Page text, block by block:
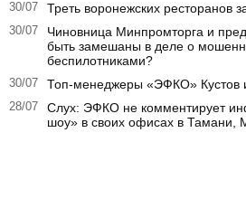
30/07 Треть воронежских ресторанов
30/07
Чиновница Минпромторга и
быть замешаны в деле о
беспилотниками?
30/07 Топ-менеджеры «ЭФКО» Кустов
28/07
Слух: ЭФКО не комментирует
шоу» в своих офисах в Тамани,